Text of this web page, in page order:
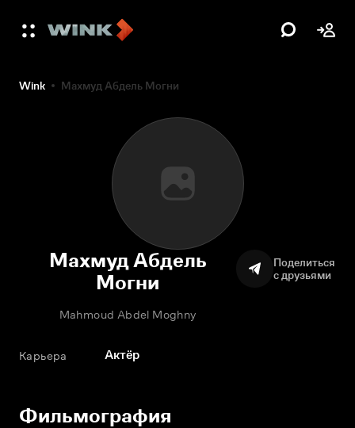
Wink Махмуд Абдель Могни
Махмуд Абдель
Могни
Mahmoud Abdel Moghny
Поделиться
с друзьями
Карьера Актёр
Фильмография